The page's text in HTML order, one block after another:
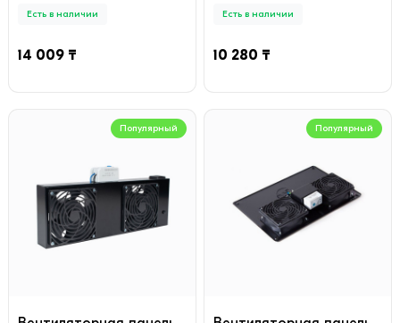
Есть в наличии
14 009 ₸
Есть в наличии
10 280 ₸
Популярный Популярный